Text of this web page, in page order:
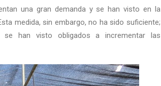
una gran demanda y se han visto en la
medida, sin embargo, no ha sido suficiente;
se han visto obligados a incrementar las